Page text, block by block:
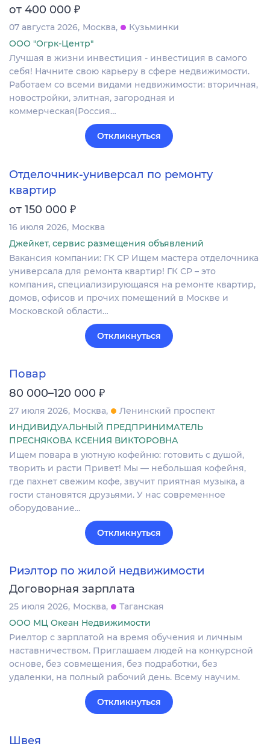
от 400 000 ₽
07 августа 2026 Москва
Кузьминки
ООО "Огрк-Центр"
Лучшая в жизни инвестиция - инвестиция в самого
себя! Начните свою карьеру в сфере недвижимости.
Работаем со всеми видами недвижимости: вторичная,
новостройки, элитная, загородная и
коммерческая(Россия…
Откликнуться
Отделочник-универсал по ремонту
квартир
от 150 000 ₽
16 июля 2026 Москва
Джейкет, сервис размещения объявлений
Вакансия компании: ГК СР Ищем мастера отделочника
универсала для ремонта квартир! ГК СР – это
компания, специализирующаяся на ремонте квартир,
домов, офисов и прочих помещений в Москве и
Московской области…
Откликнуться
Повар
80 000–120 000 ₽
27 июля 2026 Москва
Ленинский проспект
ИНДИВИДУАЛЬНЫЙ ПРЕДПРИНИМАТЕЛЬ
ПРЕСНЯКОВА КСЕНИЯ ВИКТОРОВНА
Ищем повара в уютную кофейню: готовить с душой,
творить и расти Привет! Мы — небольшая кофейня,
где пахнет свежим кофе, звучит приятная музыка, а
гости становятся друзьями. У нас современное
оборудование…
Откликнуться
Риэлтор по жилой недвижимости
Договорная зарплата
25 июля 2026 Москва
Таганская
ООО МЦ Океан Недвижимости
Риелтор с зарплатой на время обучения и личным
наставничеством. Приглашаем людей на конкурсной
основе, без совмещения, без подработки, без
удаленки, на полный рабочий день. Всему научим.
Откликнуться
Швея